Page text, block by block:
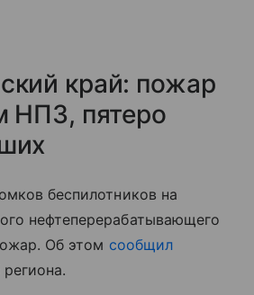
край: пожар
НПЗ, пятеро
беспилотников на
нефтеперерабатывающего
Об этом сообщил